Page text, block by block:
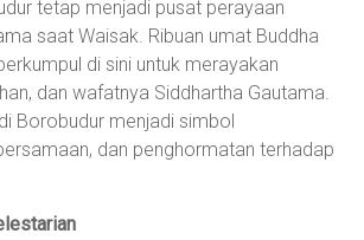
tetap menjadi pusat perayaan
saat Waisak. Ribuan umat Buddha
di sini untuk merayakan
dan wafatnya Siddhartha Gautama.
Borobudur menjadi simbol
dan penghormatan terhadap